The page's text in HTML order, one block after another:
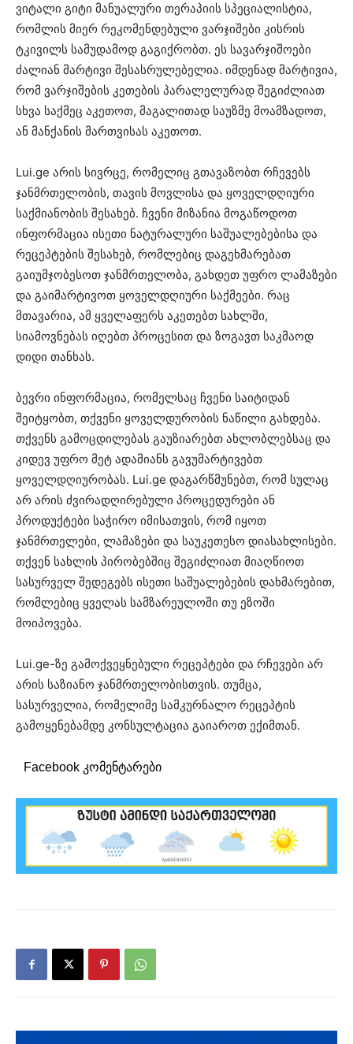
ვიტალი გიტი მანუალური თერაპიის სპეციალისტია,
რომლის მიერ რეკომენდებული ვარჯიშები კისრის
ტკივილს სამუდამოდ გაგიქრობთ. ეს სავარჯიშოები
ძალიან მარტივი შესასრულებელია. იმდენად მარტივია,
რომ ვარჯიშების კეთების პარალელურად შეგიძლიათ
სხვა საქმეც აკეთოთ, მაგალითად საუზმე მოამზადოთ,
ან მანქანის მართვისას აკეთოთ.
Lui.ge არის სივრცე, რომელიც გთავაზობთ რჩევებს
ჯანმრთელობის, თავის მოვლისა და ყოველდღიური
საქმიანობის შესახებ. ჩვენი მიზანია მოგაწოდოთ
ინფორმაცია ისეთი ნატურალური საშუალებებისა და
რეცეპტების შესახებ, რომლებიც დაგეხმარებათ
გაიუმჯობესოთ ჯანმრთელობა, გახდეთ უფრო ლამაზები
და გაიმარტივოთ ყოველდღიური საქმეები. რაც
მთავარია, ამ ყველაფერს აკეთებთ სახლში,
სიამოვნებას იღებთ პროცესით და ზოგავთ საკმაოდ
დიდი თანხას.
ბევრი ინფორმაცია, რომელსაც ჩვენი საიტიდან
შეიტყობთ, თქვენი ყოველდურობის ნაწილი გახდება.
თქვენს გამოცდილებას გაუზიარებთ ახლობლებსაც და
კიდევ უფრო მეტ ადამიანს გავუმარტივებთ
ყოველდღიურობას. Lui.ge დაგარწმუნებთ, რომ სულაც
არ არის ძვირადღირებული პროცედურები ან
პროდუქტები საჭირო იმისათვის, რომ იყოთ
ჯანმრთელები, ლამაზები და საუკეთესო დიასახლისები.
თქვენ სახლის პირობებშიც შეგიძლიათ მიაღწიოთ
სასურველ შედეგებს ისეთი საშუალებების დახმარებით,
რომლებიც ყველას სამზარეულოში თუ ეზოში
მოიპოვება.
Lui.ge-ზე გამოქვეყნებული რეცეპტები და რჩევები არ
არის საზიანო ჯანმრთელობისთვის. თუმცა,
სასურველია, რომელიმე სამკურნალო რეცეპტის
გამოყენებამდე კონსულტაცია გაიაროთ ექიმთან.
Facebook კომენტარები